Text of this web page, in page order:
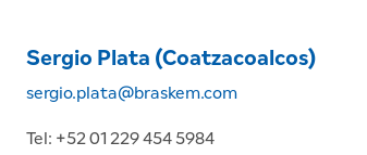
Sergio Plata (Coatzacoalcos)
sergio.plata@braskem.com
Tel: +52 01 229 454 5984